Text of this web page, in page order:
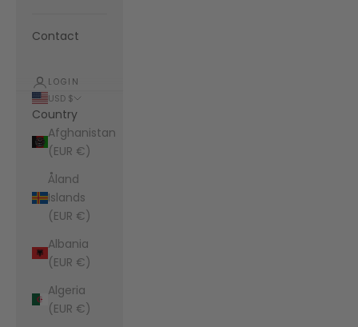
Contact
LOGIN
USD $
Country
Afghanistan
(EUR €)
Åland
Islands
(EUR €)
Albania
(EUR €)
Algeria
(EUR €)